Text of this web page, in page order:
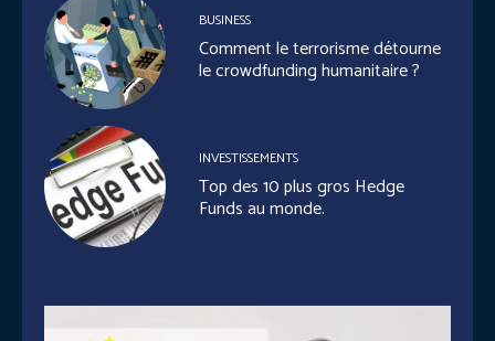
BUSINESS
Comment le terrorisme détourne
le crowdfunding humanitaire ?
INVESTISSEMENTS
Top des 10 plus gros Hedge
Funds au monde.